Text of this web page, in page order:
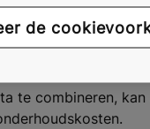
van installaties
te combineren,
de